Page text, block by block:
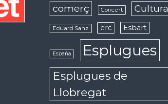
comerç Concert Cultura
Eduard Sanz erc Esbart
España Esplugues
Esplugues de
Llobregat